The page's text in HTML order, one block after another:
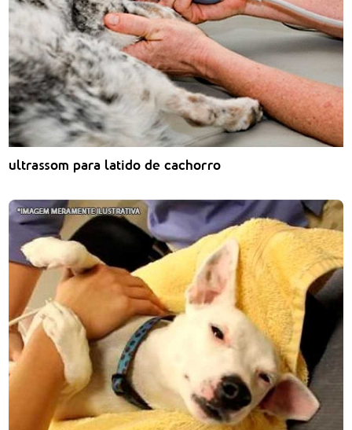
ultrassom para latido de cachorro